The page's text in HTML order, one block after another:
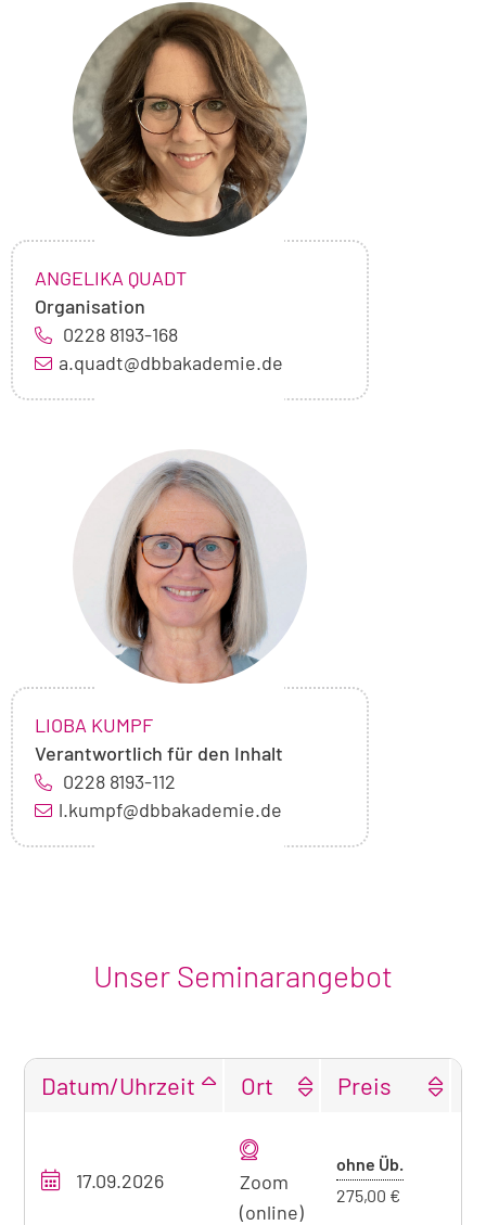
Foto
von
Angelika
Quadt
NAME:
ANGELIKA QUADT,
Organisation
0228 8193-168
a.quadt@dbbakademie.de
Foto
von
Lioba
Kumpf
NAME:
LIOBA KUMPF,
Verantwortlich für den Inhalt
0228 8193-112
l.kumpf@dbbakademie.de
Unser Seminarangebot
unseres
Datum/Uhrzeit Ort Preis
17.09.2026
Zoom
(online)
ohne Üb.
275,00 €